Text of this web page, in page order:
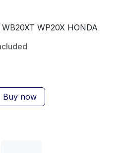
WP20X HONDA
Buy now